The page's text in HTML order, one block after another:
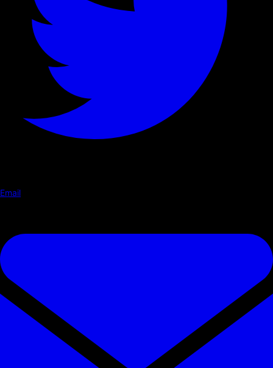
Email